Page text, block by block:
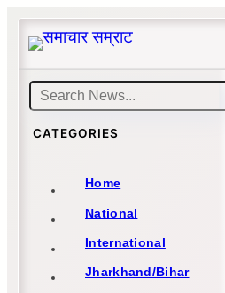
Skip
content
Search
CATEGORIES
Home
National
International
Jharkhand/Bihar
25 वर्षों से